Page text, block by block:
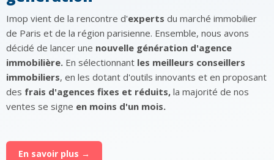
Imop vient de la rencontre d'experts du marché immobilier
de Paris et de la région parisienne. Ensemble, nous avons
décidé de lancer une nouvelle génération d'agence
immobilière. En sélectionnant les meilleurs conseillers
immobiliers, en les dotant d'outils innovants et en proposant
des frais d'agences fixes et réduits, la majorité de nos
ventes se signe en moins d'un mois.
En savoir plus →